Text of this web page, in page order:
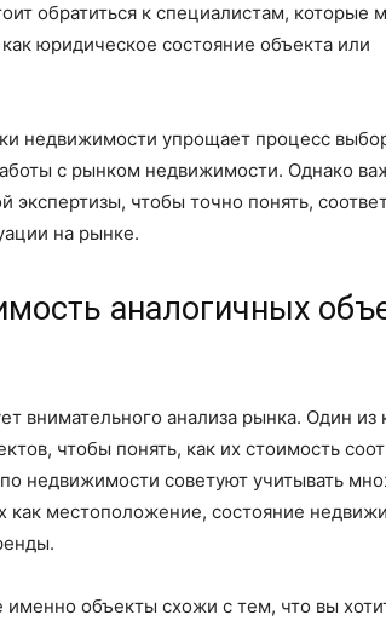
обратиться к специалистам, которые
юридическое состояние объекта или
недвижимости упрощает процесс
с рынком недвижимости. Однако
чтобы точно понять,
на рынке.
аналогичных
внимательного анализа рынка. Один из
чтобы понять, как их стоимость
недвижимости советуют учитывать
как местоположение, состояние
объекты схожи с тем, что вы